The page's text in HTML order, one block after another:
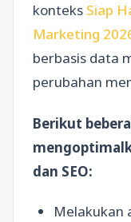
konteks Siap
Marketing
berbasis data
perubahan
Berikut
dan SEO:
Melakukan